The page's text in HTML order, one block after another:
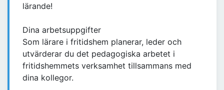
lärande!
Dina arbetsuppgifter
Som lärare i fritidshem planerar, leder och
utvärderar du det pedagogiska arbetet i
fritidshemmets verksamhet tillsammans med
dina kollegor.